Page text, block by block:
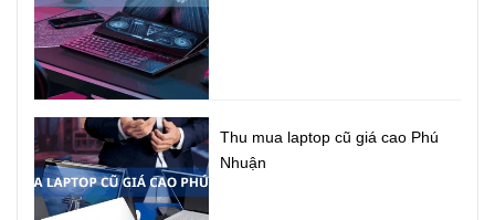
Thu mua laptop cũ giá cao Phú
Nhuận